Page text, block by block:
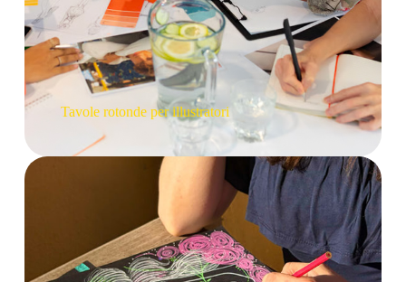
Tavole rotonde per illustratori